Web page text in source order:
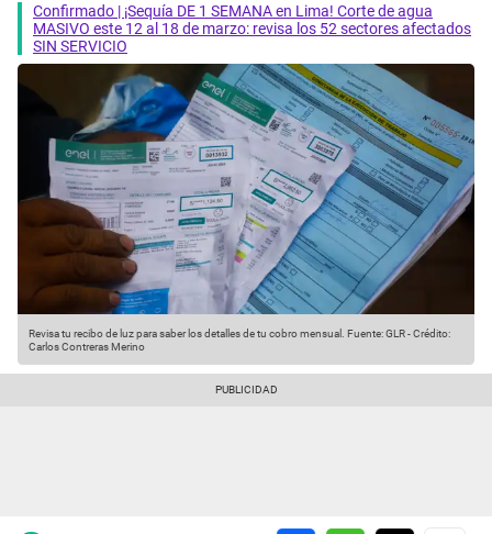
Confirmado | ¡Sequía DE 1 SEMANA en Lima! Corte de agua
MASIVO este 12 al 18 de marzo: revisa los 52 sectores afectados
SIN SERVICIO
Revisa tu recibo de luz para saber los detalles de tu cobro mensual. Fuente: GLR-Crédito:
Carlos Contreras Merino